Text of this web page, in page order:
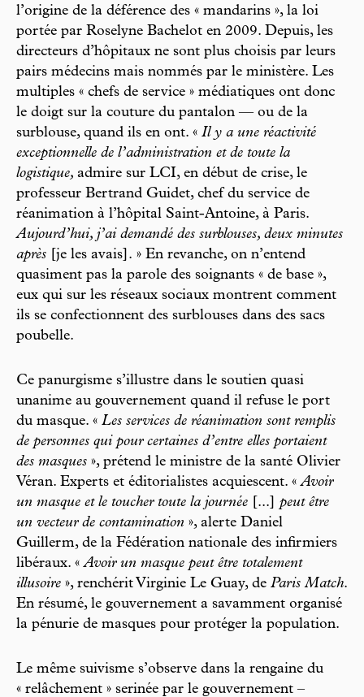
l’origine de la déférence des « mandarins », la loi
portée par Roselyne Bachelot en 2009. Depuis, les
directeurs d’hôpitaux ne sont plus choisis par leurs
pairs médecins mais nommés par le ministère. Les
multiples « chefs de service » médiatiques ont donc
le doigt sur la couture du pantalon — ou de la
surblouse, quand ils en ont. « Il y a une réactivité
exceptionnelle de l’administration et de toute la
logistique, admire sur LCI, en début de crise, le
professeur Bertrand Guidet, chef du service de
réanimation à l’hôpital Saint-Antoine, à Paris.
Aujourd’hui, j’ai demandé des surblouses, deux minutes
après [je les avais]. » En revanche, on n’entend
quasiment pas la parole des soignants « de base »,
eux qui sur les réseaux sociaux montrent comment
ils se confectionnent des surblouses dans des sacs
poubelle.
Ce panurgisme s’illustre dans le soutien quasi
unanime au gouvernement quand il refuse le port
du masque. « Les services de réanimation sont remplis
de personnes qui pour certaines d’entre elles portaient
des masques », prétend le ministre de la santé Olivier
Véran. Experts et éditorialistes acquiescent. «Avoir
un masque et le toucher toute la journée [...] peut être
un vecteur de contamination », alerte Daniel
Guillerm, de la Fédération nationale des infirmiers
libéraux. «Avoir un masque peut être totalement
illusoire », renchérit Virginie Le Guay, de Paris Match.
En résumé, le gouvernement a savamment organisé
la pénurie de masques pour protéger la population.
Le même suivisme s’observe dans la rengaine du
« relâchement » serinée par le gouvernement –